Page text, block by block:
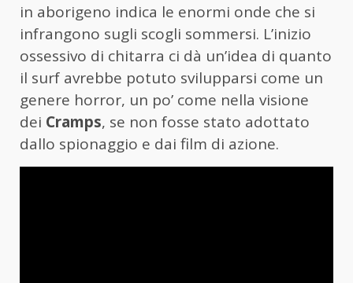
in aborigeno indica le enormi onde che si
infrangono sugli scogli sommersi. L’inizio
ossessivo di chitarra ci dà un’idea di quanto
il surf avrebbe potuto svilupparsi come un
genere horror, un po’ come nella visione
dei Cramps, se non fosse stato adottato
dallo spionaggio e dai film di azione.